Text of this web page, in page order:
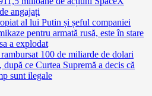
angajați
al lui Putin și șeful companiei
pentru armată rusă, este în stare
a explodat
100 de miliarde de dolari
ce Curtea Supremă a decis că
sunt ilegale